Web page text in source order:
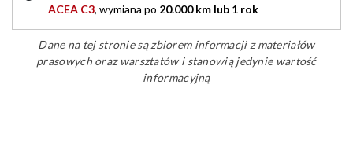
ACEA C3, wymiana po 20.000 km lub 1 rok
Dane na tej stronie są zbiorem informacji z materiałów
prasowych oraz warsztatów i stanowią jedynie wartość
informacyjną